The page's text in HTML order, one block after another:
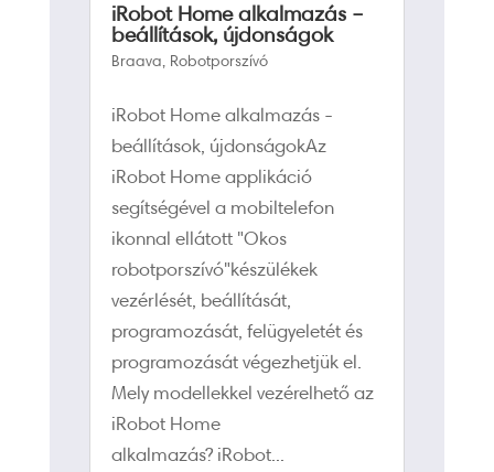
iRobot Home alkalmazás –
beállítások, újdonságok
Braava Robotporszívó
iRobot Home alkalmazás -
beállítások, újdonságokAz
iRobot Home applikáció
segítségével a mobiltelefon
ikonnal ellátott "Okos
robotporszívó"készülékek
vezérlését, beállítását,
programozását, felügyeletét és
programozását végezhetjük el.
Mely modellekkel vezérelhető az
iRobot Home
alkalmazás? iRobot...